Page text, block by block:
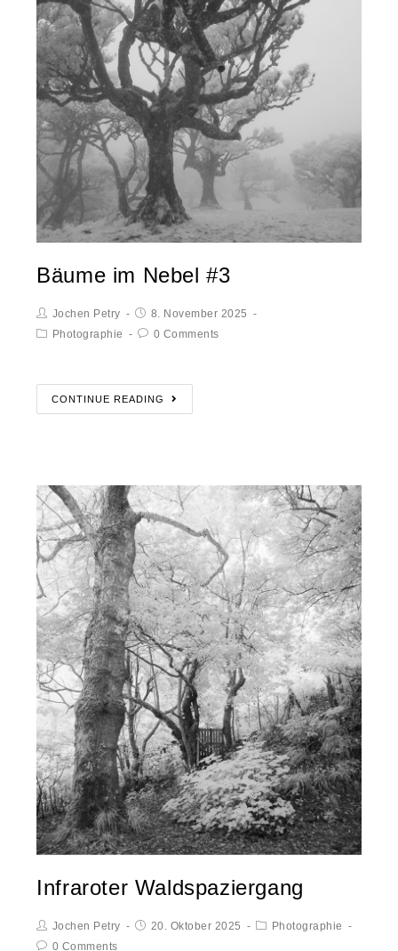
Bäume im Nebel #3
Jochen Petry
8. November 2025
Photographie
0 Comments
CONTINUE READING
Infraroter Waldspaziergang
Jochen Petry 20. Oktober 2025
Photographie
0 Comments